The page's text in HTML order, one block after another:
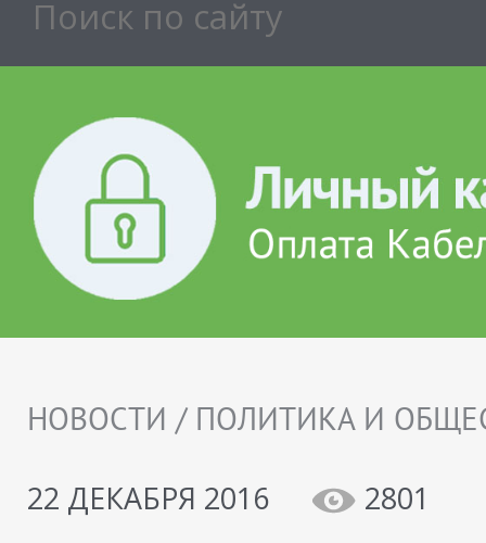
НОВОСТИ / ПОЛИТИКА И
22 ДЕКАБРЯ 2016
2801